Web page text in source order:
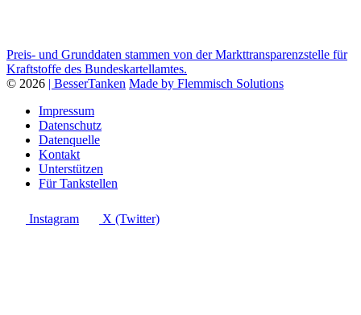
Preis- und Grunddaten stammen von der Markttransparenzstelle für
Kraftstoffe des Bundeskartellamtes.
© 2026 | BesserTanken Made by Flemmisch Solutions
Impressum
Datenschutz
Datenquelle
Kontakt
Unterstützen
Für Tankstellen
Instagram X (Twitter)